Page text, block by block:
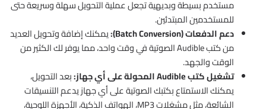
مستخدم بسيطة وبديهية تجعل عملية التحويل سهلة وسريعة حتى
للمستخدمين المبتدئين.
دعم الدفعات (Batch Conversion):
يمكنك إضافة وتحويل العديد
من كتب Audible الصوتية في وقت واحد، مما يوفر لك الكثير من
الوقت والجهد.
تشغيل كتب Audible المحولة على أي جهاز:
بعد التحويل،
يمكنك الاستمتاع بكتبك الصوتية على أي جهاز يدعم التنسيقات
الشائعة، مثل مشغلات MP3، الهواتف الذكية، الأجهزة اللوحية،